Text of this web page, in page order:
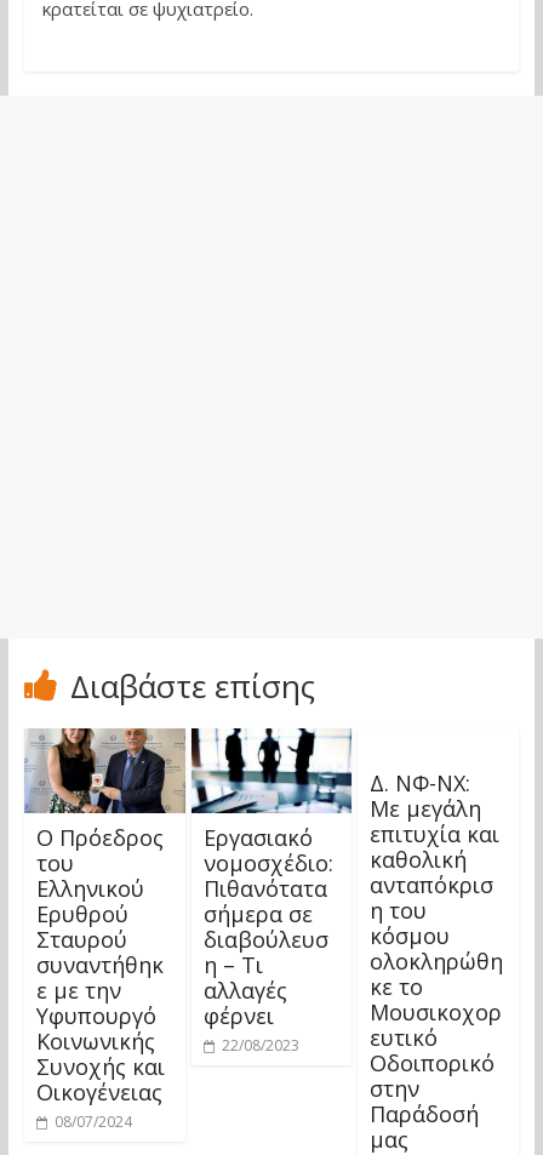
κρατείται σε ψυχιατρείο.
Διαβάστε επίσης
Ο Πρόεδρος
του
Ελληνικού
Ερυθρού
Σταυρού
συναντήθηκ
ε με την
Υφυπουργό
Κοινωνικής
Συνοχής και
Οικογένειας
08/07/2024
Εργασιακό
νομοσχέδιο:
Πιθανότατα
σήμερα σε
διαβούλευσ
η – Τι
αλλαγές
φέρνει
22/08/2023
Δ. ΝΦ-ΝΧ:
Με μεγάλη
επιτυχία και
καθολική
ανταπόκρισ
η του
κόσμου
ολοκληρώθη
κε το
Μουσικοχορ
ευτικό
Οδοιπορικό
στην
Παράδοσή
μας